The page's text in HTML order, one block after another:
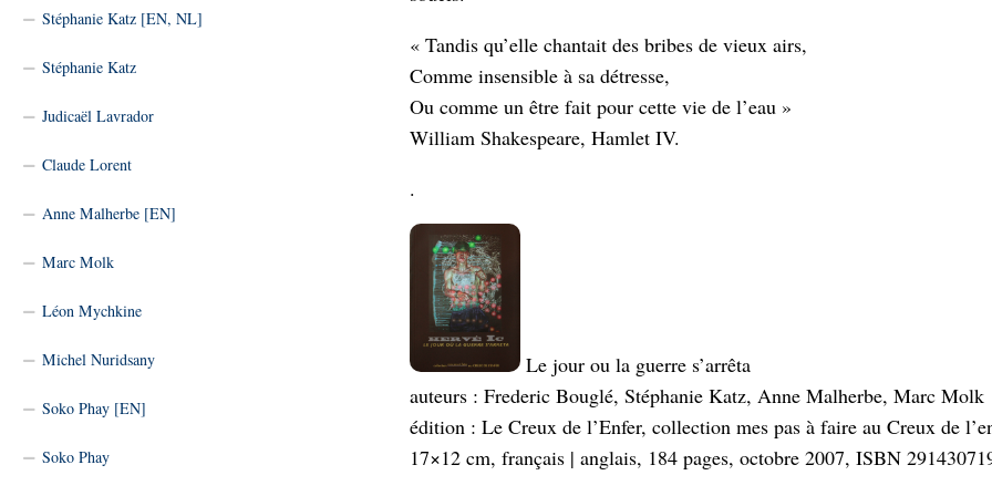
« Tandis qu’elle chantait des bribes de vieux airs,
Comme insensible à sa détresse,
Ou comme un être fait pour cette vie de l’eau »
William Shakespeare, Hamlet IV.
.
Le jour ou la guerre s’arrêta
auteurs : Frederic Bouglé, Stéphanie Katz, Anne Malherbe, Marc Molk
édition : Le Creux de l’Enfer, collection mes pas à faire au Creux de
17×12 cm, français | anglais, 184 pages, octobre 2007, ISBN
Stéphanie Katz [EN, NL]
Stéphanie Katz
Judicaël Lavrador
Claude Lorent
Anne Malherbe [EN]
Marc Molk
Léon Mychkine
Michel Nuridsany
Soko Phay [EN]
Soko Phay